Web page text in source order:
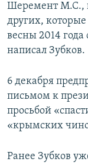
Шеремент М.С.,
других,
весны 2014
написал Зубков.
6 декабря
письмом к
просьбой
«крымских
Ранее Зубков